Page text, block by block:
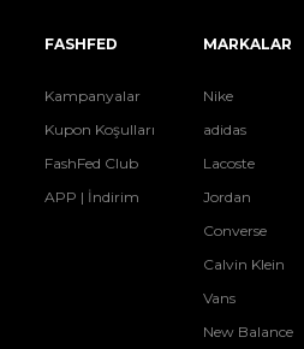
FASHFED
Kampanyalar
Kupon Koşulları
FashFed Club
APP | İndirim
MARKALAR
Nike
adidas
Lacoste
Jordan
Converse
Calvin Klein
Vans
New Balance